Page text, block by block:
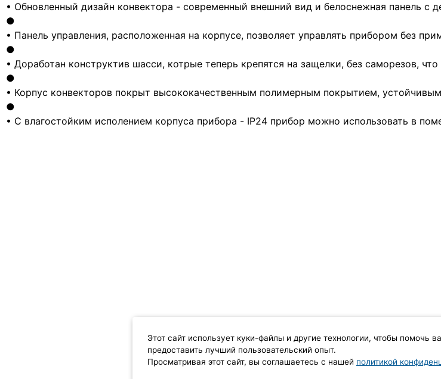
• Обновленный дизайн конвектора - современный внешний вид и белоснежная панель с
●
• Панель управления, расположенная на корпусе, позволяет управлять прибором без
●
• Доработан конструктив шасси, котрые теперь крепятся на защелки, без саморезов,
●
• Корпус конвекторов покрыт высококачественным полимерным покрытием,
●
• С влагостойким исполением корпуса прибора - IP24 прибор можно использовать в
Этот сайт использует куки-файлы и другие технологии, чтобы помочь
предоставить лучший пользовательский опыт.
Просматривая этот сайт, вы соглашаетесь с нашей политикой